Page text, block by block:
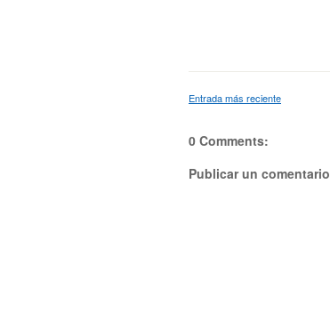
Entrada más reciente
0 Comments:
Publicar un comentario